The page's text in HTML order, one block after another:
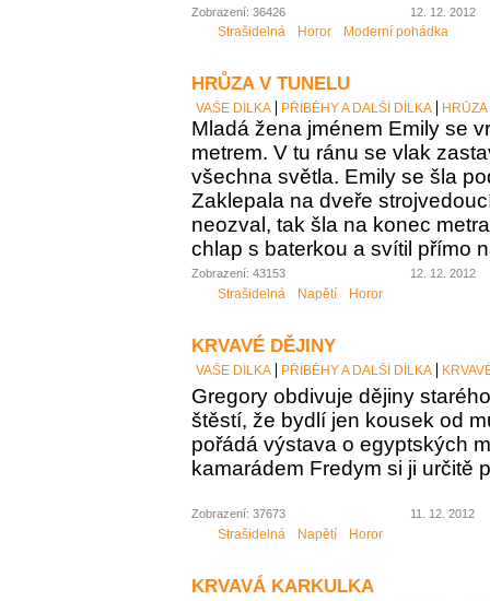
Zobrazení: 36426 12. 12. 2012
Strašidelná Horor Moderní pohádka
HRŮZA V TUNELU
VAŠE DÍLKA PŘÍBĚHY A DALŠÍ DÍLKA
Mladá žena jménem Emily se
metrem. V tu ránu se vlak
všechna světla. Emily se šla
Zaklepala na dveře
neozval, tak šla na konec
chlap s baterkou a svítil přímo
Zobrazení: 43153 12. 12. 2012
Strašidelná Napětí Horor
KRVAVÉ DĚJINY
VAŠE DÍLKA PŘÍBĚHY A DALŠÍ DÍLKA
Gregory obdivuje dějiny
štěstí, že bydlí jen kousek od
pořádá výstava o egyptských
kamarádem Fredym si ji určitě
Zobrazení: 37673 11. 12. 2012
Strašidelná Napětí Horor
KRVAVÁ KARKULKA